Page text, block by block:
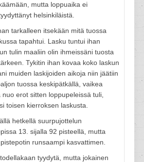
mutta loppuaika ei
helsinkiläistä.
tarkalleen itsekään mitä tuossa
tapahtui. Lasku tuntui ihan
tulin maaliin olin ihmeissäni tuosta
Tykitin ihan kovaa koko laskun
muiden laskijoiden aikoja niin jäätiin
tuossa keskipätkällä, vaikea
erot sitten loppupeleissä tuli,
toisen kierroksen laskusta.
hetkellä suurpujottelun
13. sijalla 92 pisteellä, mutta
runsaampi kasvattimen.
tyydytä, mutta jokainen